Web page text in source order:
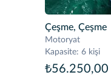
Çeşme, Çeşme
Motoryat
Kapasite: 6 kişi
₺56.250,00